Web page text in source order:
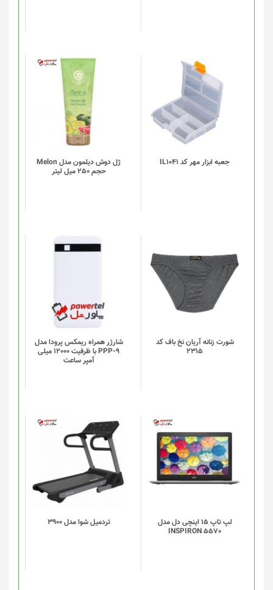
جعبه ابزار مهر کد IL1041
این
محصول
دارای
انواع
مختلفی
می
باشد.
گزینه
انتخاب
شوند
ژل دوش دیلمون مدل Melon
حجم 250 میل لیتر
شورت زنانه آریان نخ باف کد
2315
این
محصول
دارای
انواع
مختلفی
می
گزینه
ها
محصول
انتخاب
شوند
شارژر همراه ریمکس پرودا مدل
PPP-9 با ظرفیت 12000 میلی
آمپر ساعت
لپ تاپ 15 اینچی دل مدل
INSPIRON 5570
تردميل شوا مدل 3900